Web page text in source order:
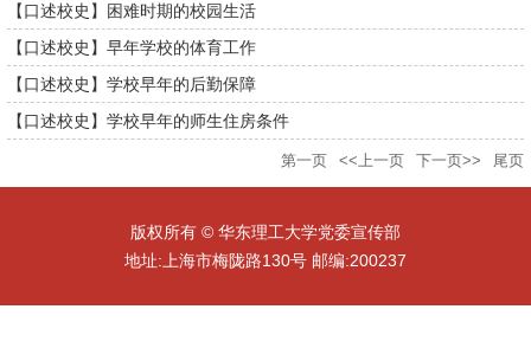
【口述校史】困难时期的校园生活
【口述校史】早年学校的体育工作
【口述校史】学校早年的后勤保障
【口述校史】学校早年的师生住房条件
第一页 <<上一页 下一页>> 尾页
版权所有 © 华东理工大学党委宣传部
地址:上海市梅陇路130号 邮编:200237